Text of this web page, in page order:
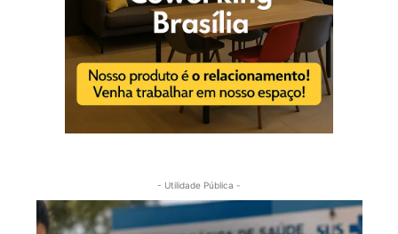
- Utilidade Pública -